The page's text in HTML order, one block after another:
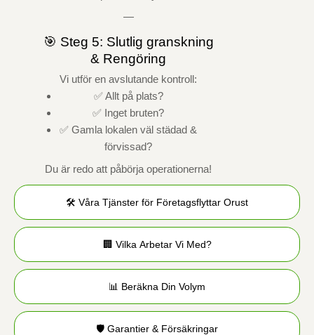
🛠️ Våra Tjänster för Företagsflyttar Orust
🏢 Vilka Arbetar Vi Med?
📊 Beräkna Din Volym
🛡️ Garantier & Försäkringar
—
🎯 Steg 5: Slutlig granskning
& Rengöring
Vi utför en avslutande kontroll:
✅ Allt på plats?
✅ Inget bruten?
✅ Gamla lokalen väl städad &
förvissad?
Du är redo att påbörja operationerna!